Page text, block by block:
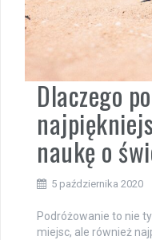
Dlaczego
naukę o
5 października 2020
Podróżowanie to nie
miejsc, ale również